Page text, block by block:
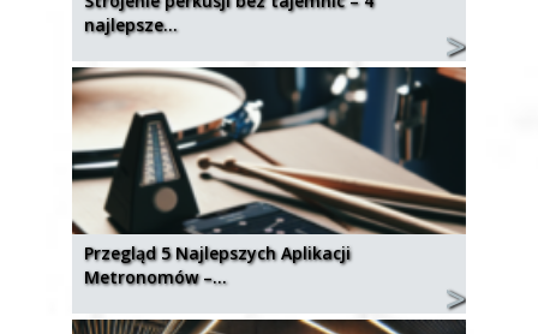
najlepsze…
Przegląd 5 Najlepszych Aplikacji
Metronomów –…